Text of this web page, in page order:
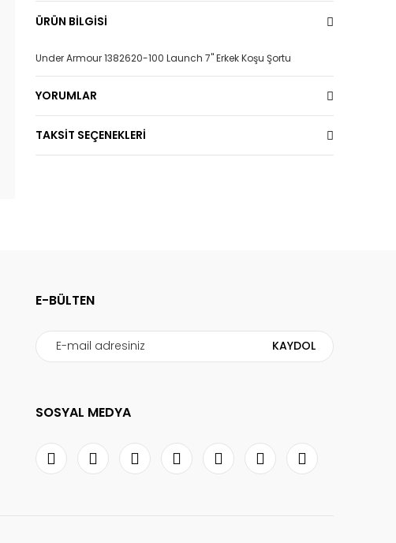
ÜRÜN BİLGİSİ
Under Armour 1382620-100 Launch 7'' Erkek Koşu Şortu
YORUMLAR
TAKSİT SEÇENEKLERİ
E-BÜLTEN
KAYDOL
SOSYAL MEDYA